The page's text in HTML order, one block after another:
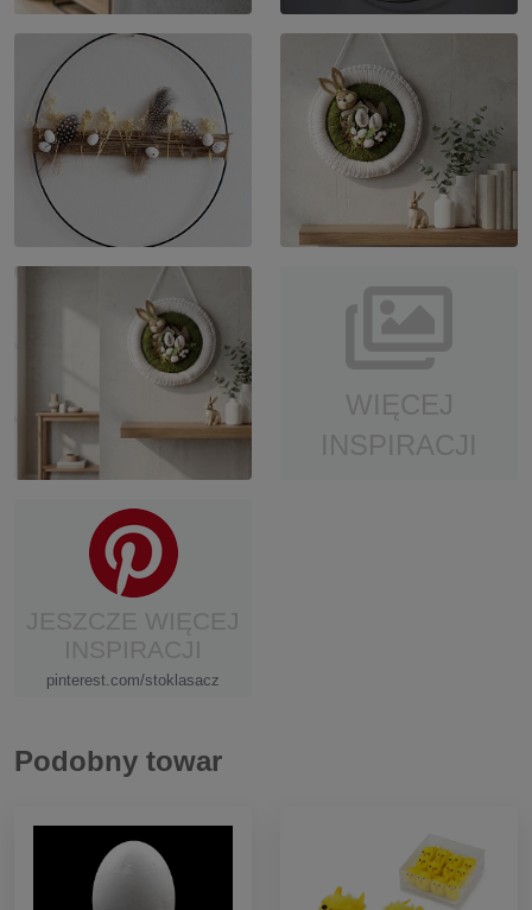
pinterest.com/stoklasacz
Podobny towar